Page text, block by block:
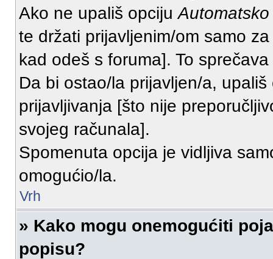
Ako ne upališ opciju
te držati prijavljenim/om samo
kad odeš s foruma]. To
Da bi ostao/la prijavljen/a,
prijavljivanja [što nije
svojeg računala].
Spomenuta opcija je vidljiva
omogućio/la.
Vrh
» Kako mogu onemogućiti
popisu?